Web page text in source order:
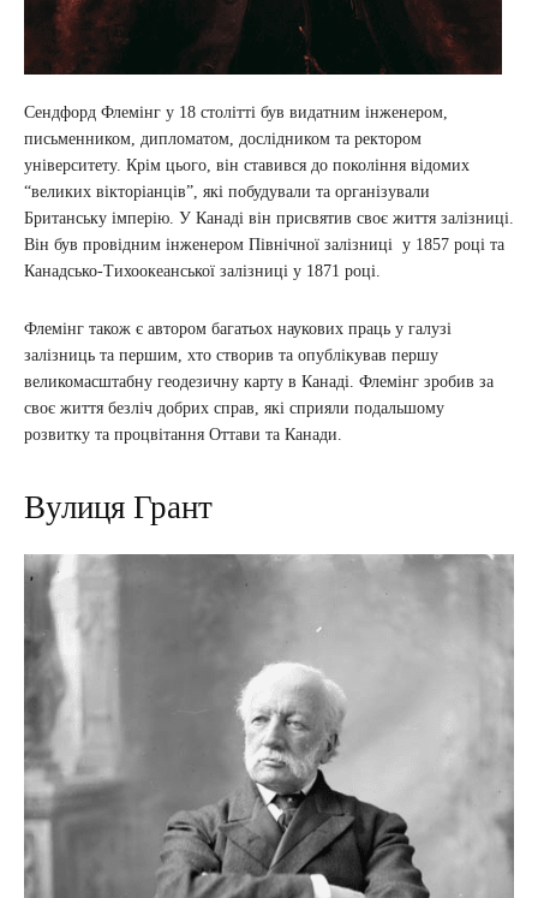
Сендфорд Флемінг у 18 столітті був видатним інженером,
письменником, дипломатом, дослідником та ректором
університету. Крім цього, він ставився до покоління відомих
“великих вікторіанців”, які побудували та організували
Британську імперію. У Канаді він присвятив своє життя залізниці.
Він був провідним інженером Північної залізниці у 1857 році та
Канадсько-Тихоокеанської залізниці у 1871 році.
Флемінг також є автором багатьох наукових праць у галузі
залізниць та першим, хто створив та опублікував першу
великомасштабну геодезичну карту в Канаді. Флемінг зробив за
своє життя безліч добрих справ, які сприяли подальшому
розвитку та процвітання Оттави та Канади.
Вулиця Грант